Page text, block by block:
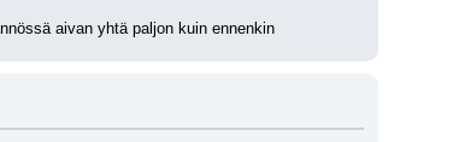
aivan yhtä paljon kuin ennenkin